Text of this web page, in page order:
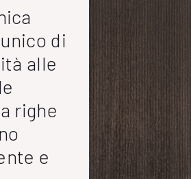
di
alle
righe
e